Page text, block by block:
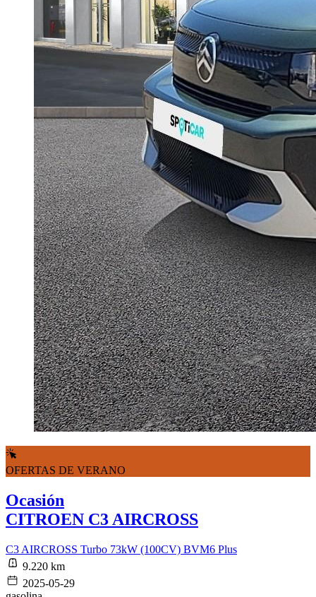
OFERTAS DE VERANO
Ocasión
CITROEN C3 AIRCROSS
C3 AIRCROSS Turbo 73kW (100CV) BVM6 Plus
9.220 km
2025-05-29